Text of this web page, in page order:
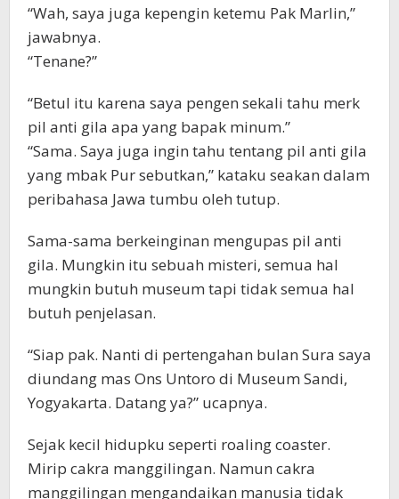
“Wah, saya juga kepengin ketemu Pak Marlin,”
jawabnya.
“Tenane?”
“Betul itu karena saya pengen sekali tahu merk
pil anti gila apa yang bapak minum.”
“Sama. Saya juga ingin tahu tentang pil anti gila
yang mbak Pur sebutkan,” kataku seakan dalam
peribahasa Jawa tumbu oleh tutup.
Sama-sama berkeinginan mengupas pil anti
gila. Mungkin itu sebuah misteri, semua hal
mungkin butuh museum tapi tidak semua hal
butuh penjelasan.
“Siap pak. Nanti di pertengahan bulan Sura saya
diundang mas Ons Untoro di Museum Sandi,
Yogyakarta. Datang ya?” ucapnya.
Sejak kecil hidupku seperti roaling coaster.
Mirip cakra manggilingan. Namun cakra
manggilingan mengandaikan manusia tidak